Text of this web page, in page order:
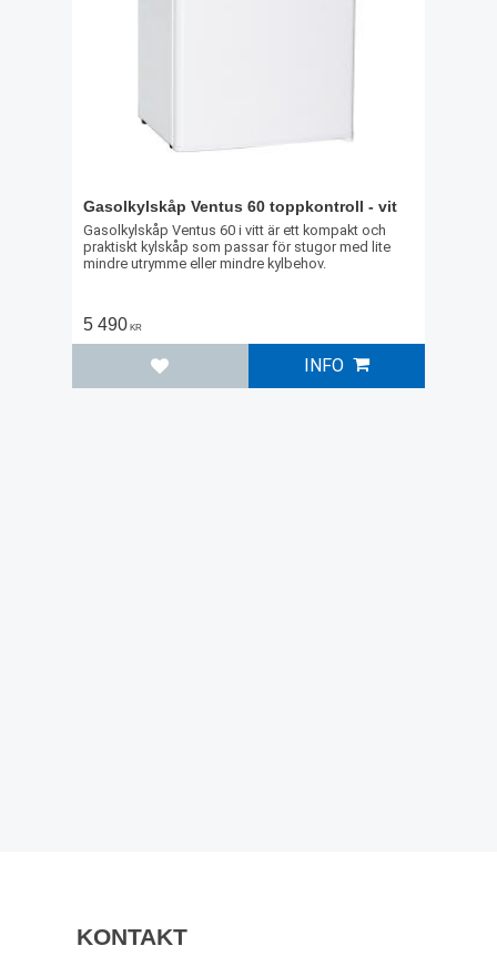
Gasolkylskåp Ventus 60 toppkontroll - vit
Gasolkylskåp Ventus 60 i vitt är ett kompakt och
praktiskt kylskåp som passar för stugor med lite
mindre utrymme eller mindre kylbehov.
5 490KR
Lägg till i favoriter
INFO
KONTAKT